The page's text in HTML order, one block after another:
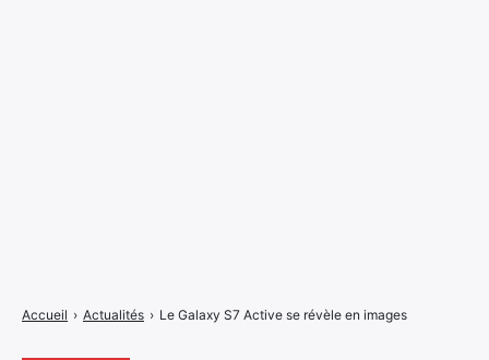
Accueil › Actualités › Le Galaxy S7 Active se révèle en images